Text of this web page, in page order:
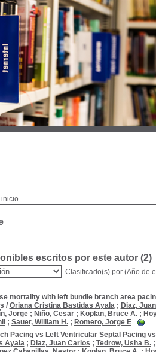
...
escritos por este autor (2)
Clasificado(s) por (Año de
mortality with left bundle branch area
/ Oriana Cristina Bastidas Ayala; Diaz,
Jorge; Niño, Cesar; Koplan, Bruce A.;
; Sauer, William H.; Romero, Jorge E
Pacing vs Left Ventricular Septal Pacing
Ayala; Diaz, Juan Carlos ; Tedrow, Usha B.;